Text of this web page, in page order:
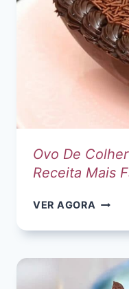
Ovo De
Receita Mais
VER AGORA OVO
A